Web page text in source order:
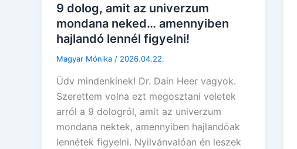
9 dolog, amit az univerzum
mondana neked… amennyiben
hajlandó lennél figyelni!
Magyar Mónika / 2026.04.22.
Üdv mindenkinek! Dr. Dain Heer vagyok.
Szerettem volna ezt megosztani veletek
arról a 9 dologról, amit az univerzum
mondana nektek, amennyiben hajlandóak
lennétek figyelni. Nyilvánvalóan én leszek